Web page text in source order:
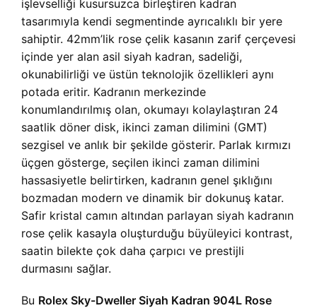
işlevselliği kusursuzca birleştiren kadran
tasarımıyla kendi segmentinde ayrıcalıklı bir yere
sahiptir. 42mm’lik rose çelik kasanın zarif çerçevesi
içinde yer alan asil siyah kadran, sadeliği,
okunabilirliği ve üstün teknolojik özellikleri aynı
potada eritir. Kadranın merkezinde
konumlandırılmış olan, okumayı kolaylaştıran 24
saatlik döner disk, ikinci zaman dilimini (GMT)
sezgisel ve anlık bir şekilde gösterir. Parlak kırmızı
üçgen gösterge, seçilen ikinci zaman dilimini
hassasiyetle belirtirken, kadranın genel şıklığını
bozmadan modern ve dinamik bir dokunuş katar.
Safir kristal camın altından parlayan siyah kadranın
rose çelik kasayla oluşturduğu büyüleyici kontrast,
saatin bilekte çok daha çarpıcı ve prestijli
durmasını sağlar.
Bu Rolex Sky-Dweller Siyah Kadran 904L Rose